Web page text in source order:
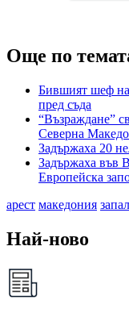
Още по
Бившият шеф
пред съда
“Възраждане”
Северна
Задържаха 20
Задържаха във
Европейска
арест македония
Най-ново